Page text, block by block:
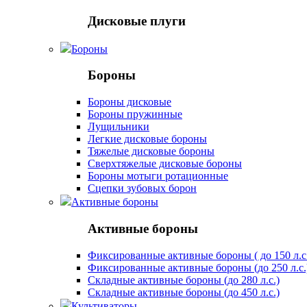
Дисковые плуги
Бороны
Бороны
Бороны дисковые
Бороны пружинные
Лущильники
Легкие дисковые бороны
Тяжелые дисковые бороны
Сверхтяжелые дисковые бороны
Бороны мотыги ротационные
Сцепки зубовых борон
Активные бороны
Активные бороны
Фиксированные активные бороны ( до 150
Фиксированные активные бороны (до 250
Складные активные бороны (до 280 л.с.)
Складные активные бороны (до 450 л.с.)